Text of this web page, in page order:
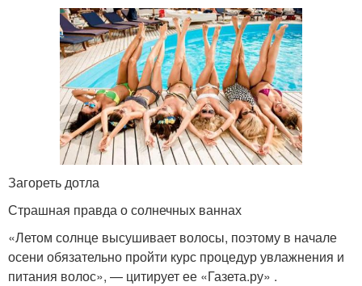
Загореть дотла
Страшная правда о солнечных ваннах
«Летом солнце высушивает волосы, поэтому в начале
осени обязательно пройти курс процедур увлажнения и
питания волос», — цитирует ее «Газета.ру» .